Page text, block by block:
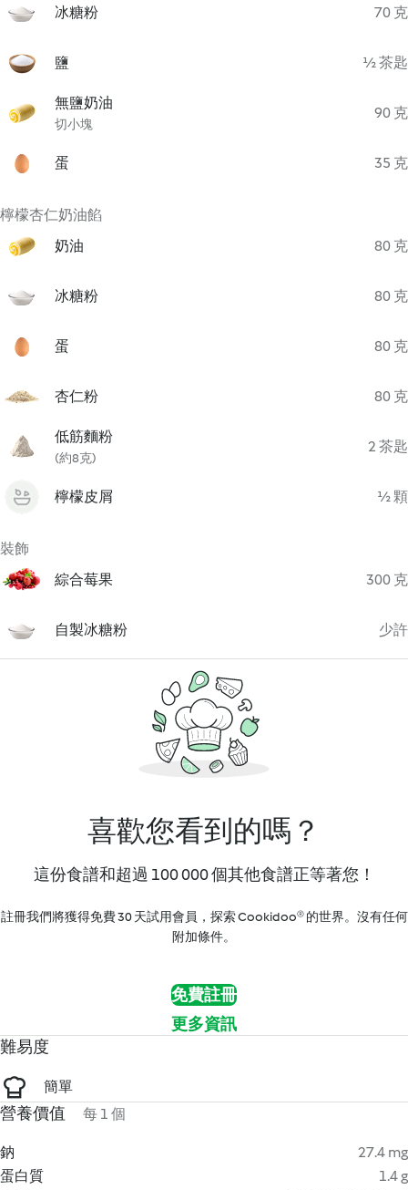
冰糖粉 70 克
鹽 ½ 茶匙
無鹽奶油
切小塊
90 克
蛋 35 克
檸檬杏仁奶油餡
奶油
80 克
冰糖粉 80 克
蛋 80 克
杏仁粉 80 克
低筋麵粉
(約8克)
2 茶匙
檸檬皮屑 ½ 顆
裝飾
綜合莓果
300 克
自製冰糖粉 少許
喜歡您看到的嗎？
這份食譜和超過 100 000 個其他食譜正等著您！
註冊我們將獲得免費 30 天試用會員，探索 Cookidoo® 的世界。沒有任何
附加條件。
免費註冊
更多資訊
難易度
簡單
營養價值 每 1 個
鈉
27.4 mg
蛋白質
1.4 g